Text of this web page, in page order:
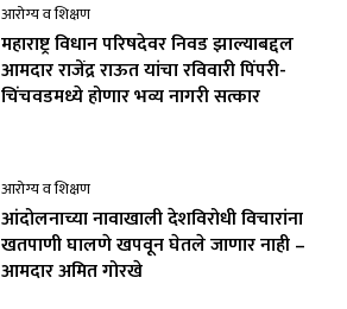
आरोग्य व शिक्षण
महाराष्ट्र विधान परिषदेवर निवड झाल्याबद्दल
आमदार राजेंद्र राऊत यांचा रविवारी पिंपरी-
चिंचवडमध्ये होणार भव्य नागरी सत्कार
आरोग्य व शिक्षण
आंदोलनाच्या नावाखाली देशविरोधी विचारांना
खतपाणी घालणे खपवून घेतले जाणार नाही –
आमदार अमित गोरखे